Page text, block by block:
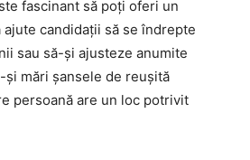
fascinant să poți oferi un
ajute candidații să se îndrepte
sau să-și ajusteze anumite
și mări șansele de reușită
persoană are un loc potrivit